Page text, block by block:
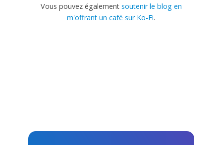
Vous pouvez également soutenir le blog en
m'offrant un café sur Ko-Fi.